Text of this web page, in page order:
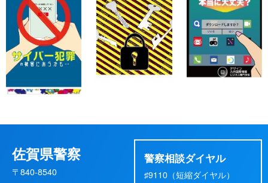
佐賀県警察
〒840-8540
警察相談ダイヤル
♯9110（短縮ダイヤル）